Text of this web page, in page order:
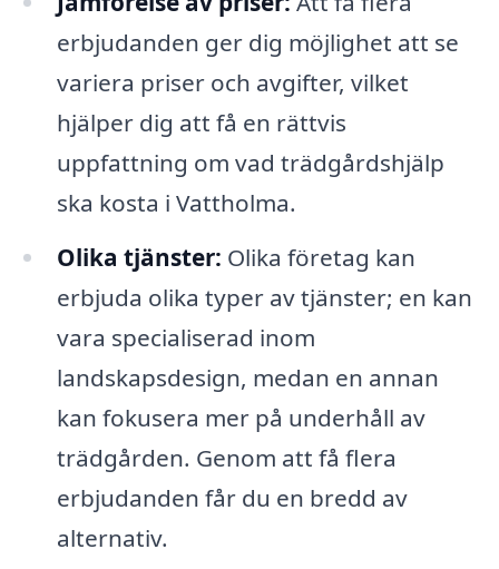
erbjudanden ger dig möjlighet att se
variera priser och avgifter, vilket
hjälper dig att få en rättvis
uppfattning om vad trädgårdshjälp
ska kosta i Vattholma.
Olika tjänster: Olika företag kan
erbjuda olika typer av tjänster; en kan
vara specialiserad inom
landskapsdesign, medan en annan
kan fokusera mer på underhåll av
trädgården. Genom att få flera
erbjudanden får du en bredd av
alternativ.